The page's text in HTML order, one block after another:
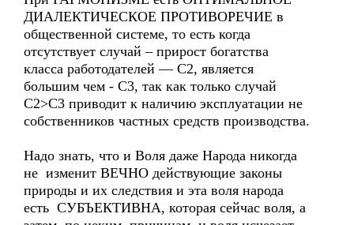
ДИАЛЕКТИЧЕСКОЕ ПРОТИВОРЕЧИЕ в
общественной системе, то есть когда
отсутствует случай – прирост богатства
класса работодателей — С2, является
большим чем - С3, так как только случай
С2>C3 приводит к наличию эксплуатации не
собственников частных средств производства.
Надо знать, что и Воля даже Народа никогда
не изменит ВЕЧНО действующие законы
природы и их следствия и эта воля народа
есть СУБЪЕКТИВНА, которая сейчас воля, а